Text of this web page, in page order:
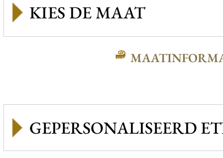
GEPERSONALISEERD